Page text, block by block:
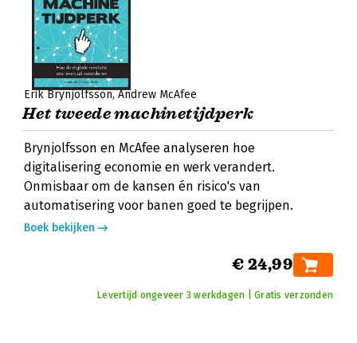
Erik Brynjolfsson Andrew McAfee
Het tweede machinetijdperk
Brynjolfsson en McAfee analyseren hoe
digitalisering economie en werk verandert.
Onmisbaar om de kansen én risico's van
automatisering voor banen goed te begrijpen.
Boek bekijken
€ 24,99
Levertijd ongeveer 3 werkdagen | Gratis verzonden